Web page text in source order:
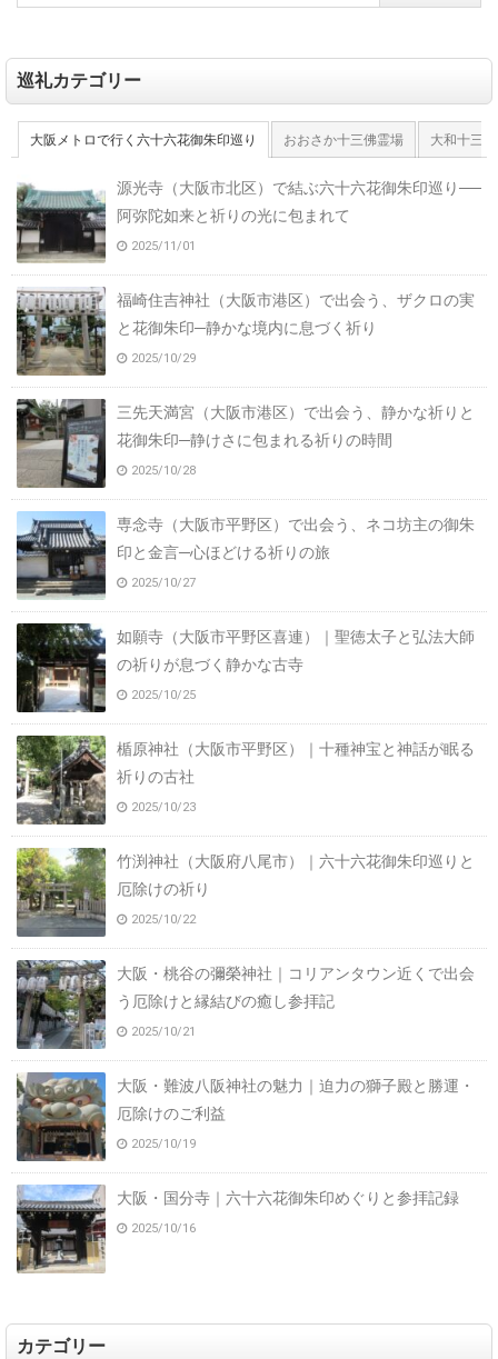
巡礼カテゴリー
大阪メトロで行く六十六花御朱印巡り おおさか十三佛霊場 大和十三
源光寺（大阪市北区）で結ぶ六十六花御朱印巡り──
阿弥陀如来と祈りの光に包まれて
2025/11/01
福崎住吉神社（大阪市港区）で出会う、ザクロの実
と花御朱印─静かな境内に息づく祈り
2025/10/29
三先天満宮（大阪市港区）で出会う、静かな祈りと
花御朱印─静けさに包まれる祈りの時間
2025/10/28
専念寺（大阪市平野区）で出会う、ネコ坊主の御朱
印と金言─心ほどける祈りの旅
2025/10/27
如願寺（大阪市平野区喜連）｜聖徳太子と弘法大師
の祈りが息づく静かな古寺
2025/10/25
楯原神社（大阪市平野区）｜十種神宝と神話が眠る
祈りの古社
2025/10/23
竹渕神社（大阪府八尾市）｜六十六花御朱印巡りと
厄除けの祈り
2025/10/22
大阪・桃谷の彌榮神社｜コリアンタウン近くで出会
う厄除けと縁結びの癒し参拝記
2025/10/21
大阪・難波八阪神社の魅力｜迫力の獅子殿と勝運・
厄除けのご利益
2025/10/19
大阪・国分寺｜六十六花御朱印めぐりと参拝記録
2025/10/16
カテゴリー